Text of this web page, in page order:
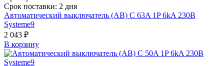
Срок поставки: 2 дня
Автоматический выключатель (АВ) C 63A 1P 6kA 230В
Systeme9
2 043 ₽
В корзинy